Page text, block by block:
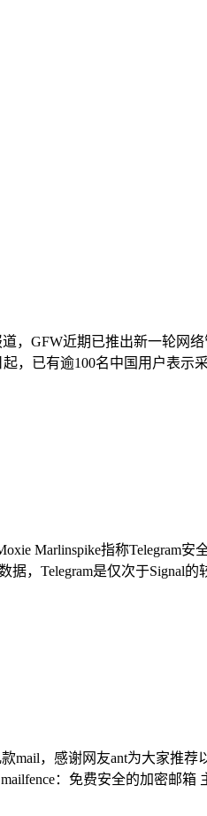
，GFW近期已推出新一轮网
，已有逾100名中国用户表示
Marlinspike指称Telegram
，Telegram是仅次于Signal
mail，感谢网友ant为大家推
：免费安全的加密邮箱